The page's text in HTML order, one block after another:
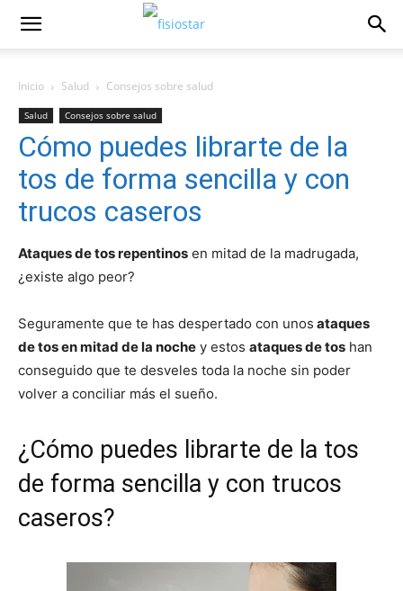
Inicio Salud Consejos sobre salud
Salud Consejos sobre salud
Cómo puedes librarte de la
tos de forma sencilla y con
trucos caseros
Ataques de tos repentinos en mitad de la madrugada,
¿existe algo peor?
Seguramente que te has despertado con unos ataques
de tos en mitad de la noche y estos ataques de tos han
conseguido que te desveles toda la noche sin poder
volver a conciliar más el sueño.
¿Cómo puedes librarte de la tos
de forma sencilla y con trucos
caseros?